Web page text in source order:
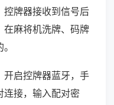
控牌器接收到信号后
在麻将机洗牌、码牌
开启控牌器蓝牙，手
连接，输入配对密